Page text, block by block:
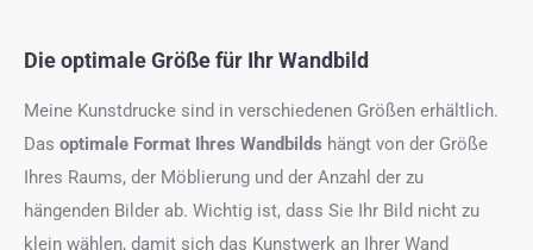
Die optimale Größe für Ihr Wandbild
Meine Kunstdrucke sind in verschiedenen Größen erhältlich.
Das optimale Format Ihres Wandbilds hängt von der Größe
Ihres Raums, der Möblierung und der Anzahl der zu
hängenden Bilder ab. Wichtig ist, dass Sie Ihr Bild nicht zu
klein wählen, damit sich das Kunstwerk an Ihrer Wand